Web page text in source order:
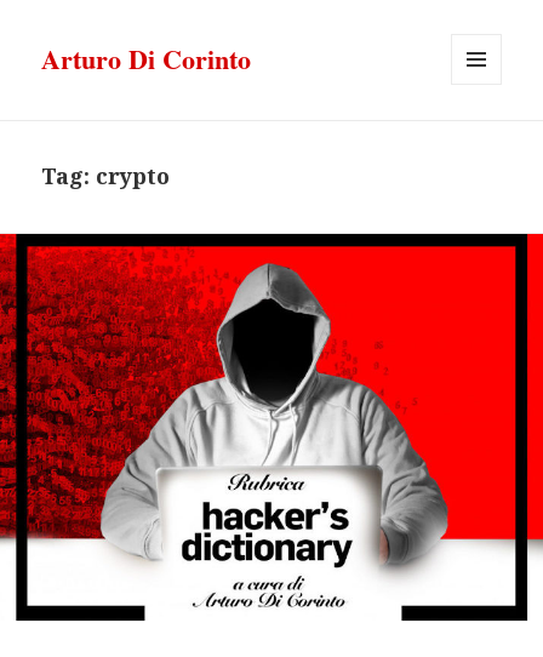
Arturo Di Corinto
Tag: crypto